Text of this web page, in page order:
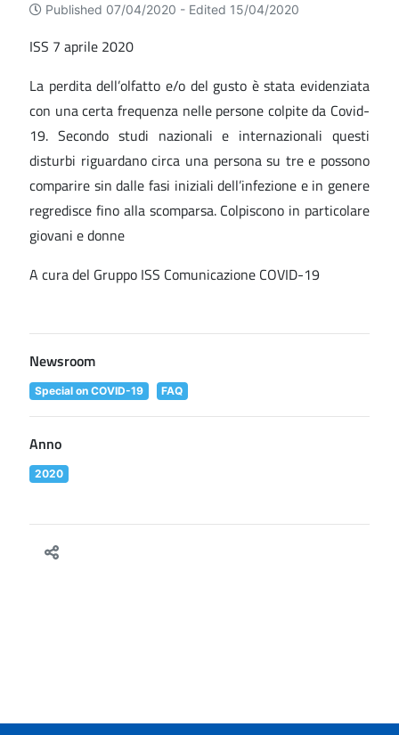
Published 07/04/2020 - Edited 15/04/2020
ISS 7 aprile 2020
La perdita dell’olfatto e/o del gusto è stata evidenziata
con una certa frequenza nelle persone colpite da Covid-
19. Secondo studi nazionali e internazionali questi
disturbi riguardano circa una persona su tre e possono
comparire sin dalle fasi iniziali dell’infezione e in genere
regredisce fino alla scomparsa. Colpiscono in particolare
giovani e donne
A cura del Gruppo ISS Comunicazione COVID-19
Newsroom
Special on COVID-19 FAQ
Anno
2020